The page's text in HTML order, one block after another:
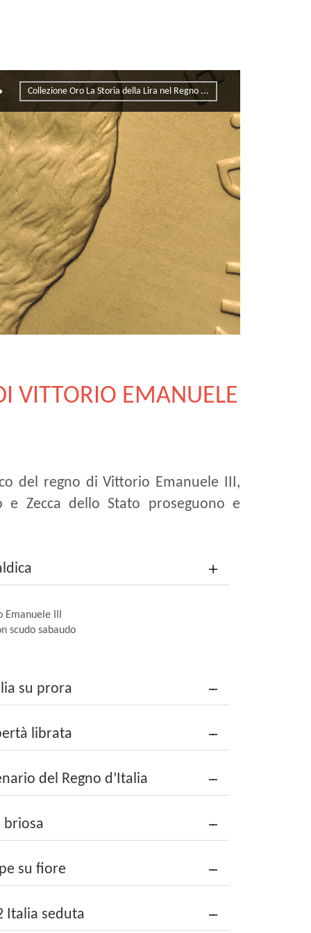
Collezione Oro La Storia della Lira nel Regno ...
VITTORIO EMANUELE
del regno di Vittorio Emanuele III,
e Zecca dello Stato proseguono e
III
scudo sabaudo
su prora
librata
del Regno d’Italia
briosa
su fiore
Italia seduta